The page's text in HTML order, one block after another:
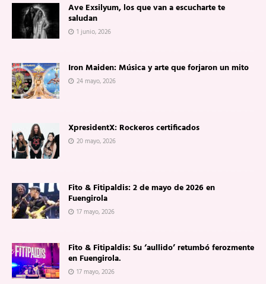
Ave Exsilyum, los que van a escucharte te
saludan
1 junio, 2026
Iron Maiden: Música y arte que forjaron un mito
24 mayo, 2026
XpresidentX: Rockeros certificados
20 mayo, 2026
Fito & Fitipaldis: 2 de mayo de 2026 en
Fuengirola
17 mayo, 2026
Fito & Fitipaldis: Su ‘aullido’ retumbó ferozmente
en Fuengirola.
17 mayo, 2026